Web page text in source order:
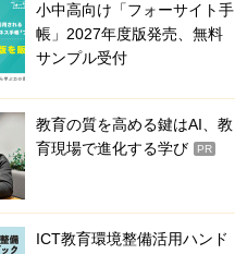
小中高向け「フォーサイト手
帳」2027年度版発売、無料
サンプル受付
教育の質を高める鍵はAI、教
育現場で進化する学び
PR
ICT教育環境整備活用ハンド